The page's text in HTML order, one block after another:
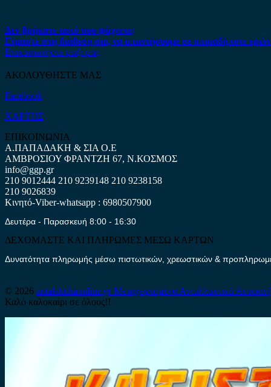
Δεν βρήκατε αυτό που ψάχνετε;
Είμαστε στη διάθεση σας να απαντήσουμε σε οποιαδήποτε
Επικοινωνήστε μαζί μας
ΑΚΟΛΟΥΘΗΣΤΕ ΜΑΣ
Facebook
ΧΑΡΤΗΣ
ΕΠΙΚΟΙΝΩΝΙΑ
Α.ΠΑΠΑΔΑΚΗ & ΣΙΑ Ο.Ε
ΑΜΒΡΟΣΙΟΥ ΦΡΑΝΤΖΗ 67, Ν.ΚΟΣΜΟΣ
info@ggp.gr
210 9012444 210 9239148 210 9238158
210 9026839
Κινητό-Viber-whatsapp : 6980507900
Δευτέρα - Παρασκευή 8:00 - 16:30
ΔΕΧΟΜΑΣΤΕ ΚΑΙ ΠΛΗΡΩΜΕΣ ΜΕΣΩ ΚΑΡΤΩΝ
Δυνατότητα πληρωμής μέσω πιστωτικών, χρεωστικών &
© 2026 antalaktikaonline.grΜεταχειρισμένα Ανταλλακτικά
Καλό καλοκαίρι σε όλους!!